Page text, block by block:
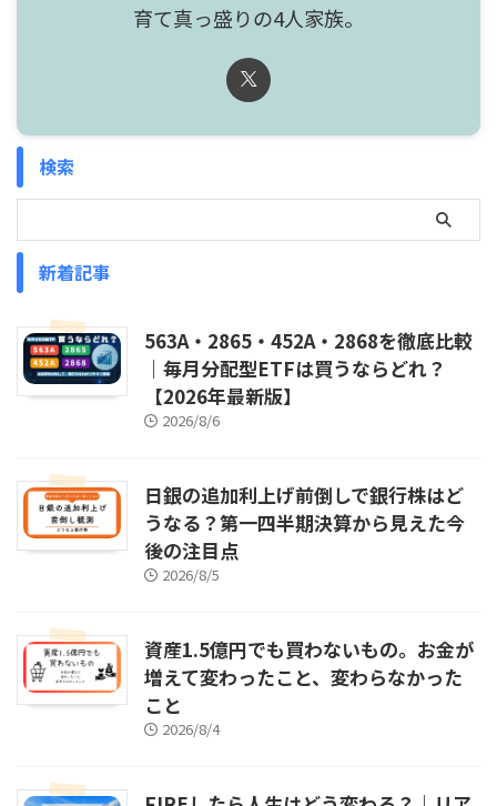
育て真っ盛りの4人家族。
検索
新着記事
563A・2865・452A・2868を徹底比較
｜毎月分配型ETFは買うならどれ？
【2026年最新版】
2026/8/6
日銀の追加利上げ前倒しで銀行株はど
うなる？第一四半期決算から見えた今
後の注目点
2026/8/5
資産1.5億円でも買わないもの。お金が
増えて変わったこと、変わらなかった
こと
2026/8/4